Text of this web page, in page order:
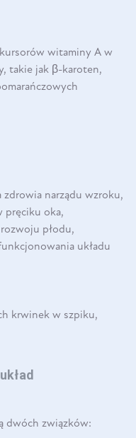
witaminy A w
takie jak β-karoten,
narządu wzroku,
pręciku oka,
płodu,
układu
krwinek w szpiku,
dwóch związków: